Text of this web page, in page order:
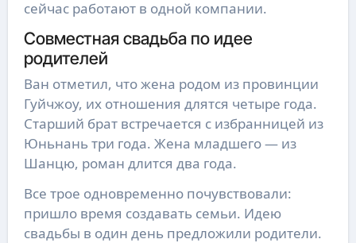
сейчас работают в одной компании.
Совместная свадьба по идее
родителей
Ван отметил, что жена родом из провинции
Гуйчжоу, их отношения длятся четыре года.
Старший брат встречается с избранницей из
Юньнань три года. Жена младшего — из
Шанцю, роман длится два года.
Все трое одновременно почувствовали:
пришло время создавать семьи. Идею
свадьбы в один день предложили родители.